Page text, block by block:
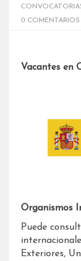
0 COMENTARIOS
Vacantes en
Organismos
Puede
Exteriores,